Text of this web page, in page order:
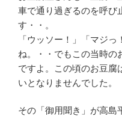
車で通り過ぎるのを呼び
す・・。
「ウッソー！」「マジ
ね。・・でもこの当時の
ですよ。この頃のお豆腐
いとなりませんでした。
その「御用聞き」が高島